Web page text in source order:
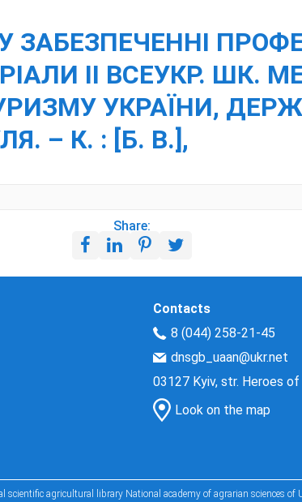
ІІ ВСЕУКР. ШК.
УКРАЇНИ,
– К. : [Б. В.],
Share:
Contacts
8 (044) 258-21-45
dnsgb_uaan@ukr.net
03127 Kyiv, str. Heroes
Look on the map
scientific agricultural library National academy of agrarian sciences of